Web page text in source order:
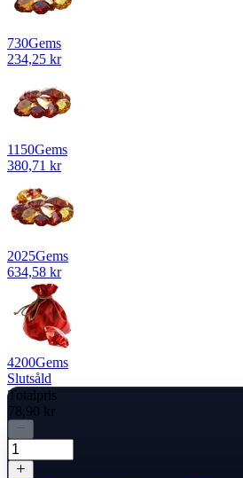
730Gems
234,25 kr
1150Gems
380,71 kr
2025Gems
634,58 kr
4200Gems
Slutsåld
Totalpris
78,90 kr